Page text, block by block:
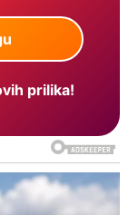
prilika!